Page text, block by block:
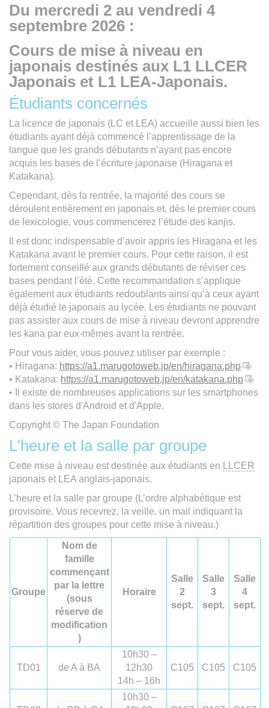
Du mercredi 2 au vendredi 4
septembre 2026 :
Cours de mise à niveau en
japonais destinés aux L1 LLCER
Japonais et L1 LEA-Japonais.
Étudiants concernés
La licence de japonais (LC et LEA) accueille aussi bien les
étudiants ayant déjà commencé l’apprentissage de la
langue que les grands débutants n’ayant pas encore
acquis les bases de l’écriture japonaise (Hiragana et
Katakana).
Cependant, dès la rentrée, la majorité des cours se
déroulent entièrement en japonais et, dès le premier cours
de lexicologie, vous commencerez l’étude des kanjis.
Il est donc indispensable d’avoir appris les Hiragana et les
Katakana avant le premier cours. Pour cette raison, il est
fortement conseillé aux grands débutants de réviser ces
bases pendant l’été. Cette recommandation s’applique
également aux étudiants redoublants ainsi qu’à ceux ayant
déjà étudié le japonais au lycée. Les étudiants ne pouvant
pas assister aux cours de mise à niveau devront apprendre
les kana par eux-mêmes avant la rentrée.
Pour vous aider, vous pouvez utiliser par exemple :
• Hiragana: https://a1.marugotoweb.jp/en/hiragana.php
• Katakana: https://a1.marugotoweb.jp/en/katakana.php
• Il existe de nombreuses applications sur les smartphones
dans les stores d'Android et d'Apple.
Copyright © The Japan Foundation
L'heure et la salle par groupe
Cette mise à niveau est destinée aux étudiants en
LLCER
japonais et LEA anglais-japonais.
L’heure et la salle par groupe (L’ordre alphabétique est
provisoire. Vous recevrez, la veille, un mail indiquant la
répartition des groupes pour cette mise à niveau.)
Groupe
Nom de
famille
commençant
par la lettre
(sous
réserve de
modification
)
Horaire
Salle
2
sept.
Salle
3
sept.
Salle
4
sept.
TD01 de A à BA
10h30 –
12h30
14h – 16h
C105 C105 C105
10h30 –